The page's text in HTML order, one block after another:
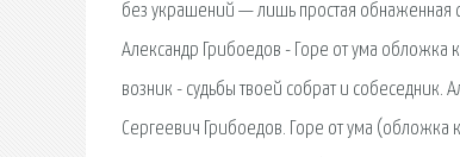
без украшений — лишь простая обнаженная
Александр Грибоедов - Горе от ума обложка
возник - судьбы твоей собрат и собеседник.
Сергеевич Грибоедов. Горе от ума (обложка